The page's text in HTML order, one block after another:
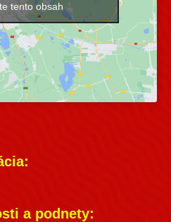
tento obsah
a podnety: